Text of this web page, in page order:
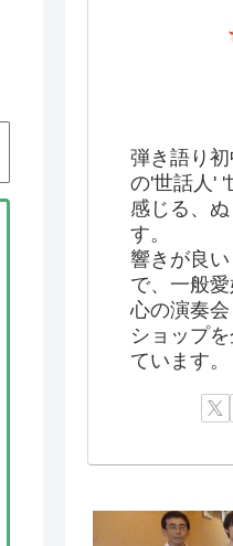
弾き語り
の'世話人' '
感じる、
す。
響きが良
で、一般
心の演奏
ショップ
ています。